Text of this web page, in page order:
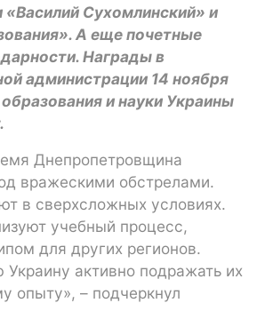
«Василий Сухомлинский» и
А еще почетные
Награды в
администрации 14 ноября
и науки Украины
Днепропетровщина
вражескими обстрелами.
в сверхсложных условиях.
учебный процесс,
для других регионов.
Украину активно подражать их
опыту», – подчеркнул